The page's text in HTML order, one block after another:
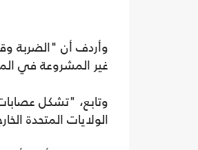
وأردف أن "الضربة
غير المشروعة في
وتابع، "تشكل
الولايات المتحدة